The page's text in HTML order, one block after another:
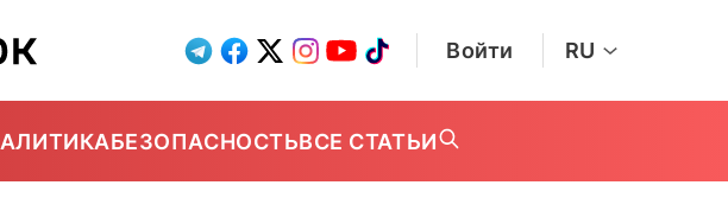
Войти RU
БЕЗОПАСНОСТЬВСЕ СТАТЬИ